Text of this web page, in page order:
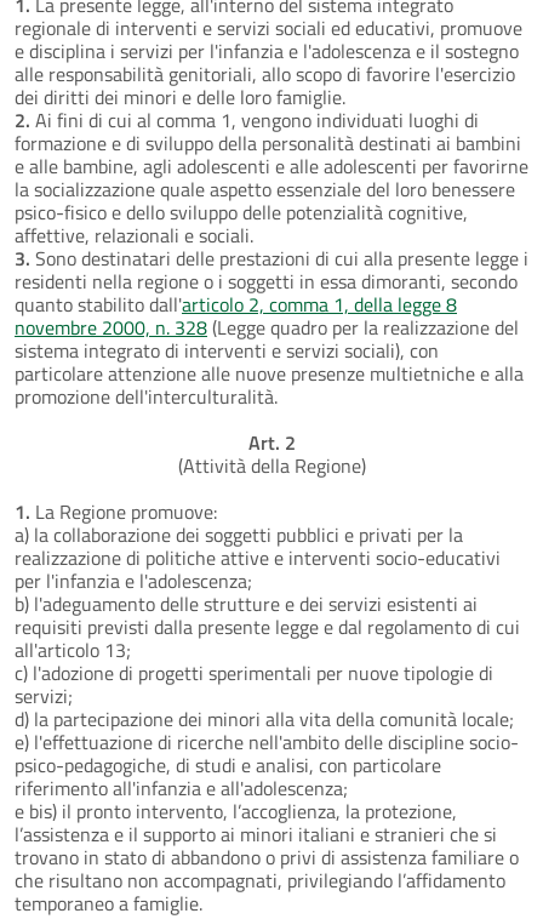
regionale di interventi e servizi sociali ed educativi, promuove
e disciplina i servizi per l'infanzia e l'adolescenza e il sostegno
alle responsabilità genitoriali, allo scopo di favorire l'esercizio
dei diritti dei minori e delle loro famiglie.
2. Ai fini di cui al comma 1, vengono individuati luoghi di
formazione e di sviluppo della personalità destinati ai bambini
e alle bambine, agli adolescenti e alle adolescenti per favorirne
la socializzazione quale aspetto essenziale del loro benessere
psico-fisico e dello sviluppo delle potenzialità cognitive,
affettive, relazionali e sociali.
3. Sono destinatari delle prestazioni di cui alla presente legge i
residenti nella regione o i soggetti in essa dimoranti, secondo
quanto stabilito dall'articolo 2, comma 1, della legge 8
novembre 2000, n. 328(Legge quadro per la realizzazione del
sistema integrato di interventi e servizi sociali), con
particolare attenzione alle nuove presenze multietniche e alla
promozione dell'interculturalità.
Art. 2
(Attività della Regione)
1. La Regione promuove:
a) la collaborazione dei soggetti pubblici e privati per la
realizzazione di politiche attive e interventi socio-educativi
per l'infanzia e l'adolescenza;
b) l'adeguamento delle strutture e dei servizi esistenti ai
requisiti previsti dalla presente legge e dal regolamento di cui
all'articolo 13;
c) l'adozione di progetti sperimentali per nuove tipologie di
servizi;
d) la partecipazione dei minori alla vita della comunità locale;
e) l'effettuazione di ricerche nell'ambito delle discipline socio-
psico-pedagogiche, di studi e analisi, con particolare
riferimento all'infanzia e all'adolescenza;
e bis) il pronto intervento, l’accoglienza, la protezione,
l’assistenza e il supporto ai minori italiani e stranieri che si
trovano in stato di abbandono o privi di assistenza familiare o
che risultano non accompagnati, privilegiando l’affidamento
temporaneo a famiglie.